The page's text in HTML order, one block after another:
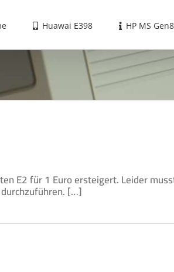
Huawai E398 HP MS Gen8
E2 für 1 Euro ersteigert. Leider
[…]